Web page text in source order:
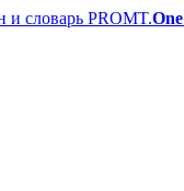
PROMT.One